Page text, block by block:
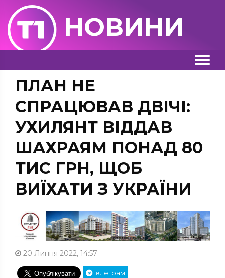
НОВИНИ
ПЛАН НЕ
СПРАЦЮВАВ ДВІЧІ:
УХИЛЯНТ ВІДДАВ
ШАХРАЯМ ПОНАД 80
ТИС ГРН, ЩОБ
ВИЇХАТИ З УКРАЇНИ
20 Липня 2022, 14:57
Телеграм